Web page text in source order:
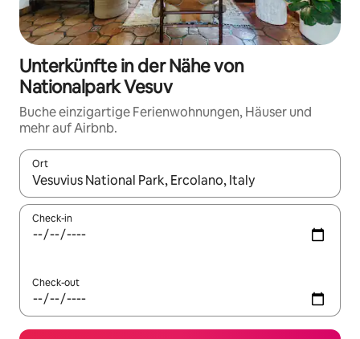
Unterkünfte in der Nähe von
Nationalpark Vesuv
Buche einzigartige Ferienwohnungen, Häuser und
mehr auf Airbnb.
Ort
Wenn Ergebnisse verfügbar sind, navigiere mit den
Check-in
Check-out